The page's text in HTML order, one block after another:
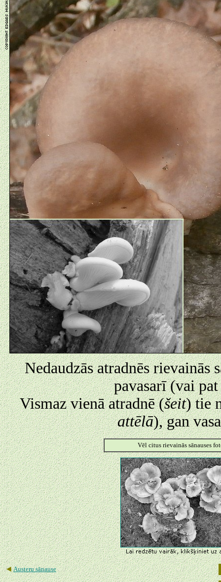
Nedaudzās atradnēs rievainās
pavasarī (vai
Vismaz vienā atradnē (šeit) tie
attēlā), gan
Vēl citus rievainās sānauses
◄Austeru sānause